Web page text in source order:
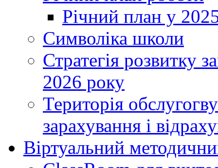
Річний план у
Символіка школи
Стратегія розвитку
2026 року
Територія
зарахування і
Віртуальний